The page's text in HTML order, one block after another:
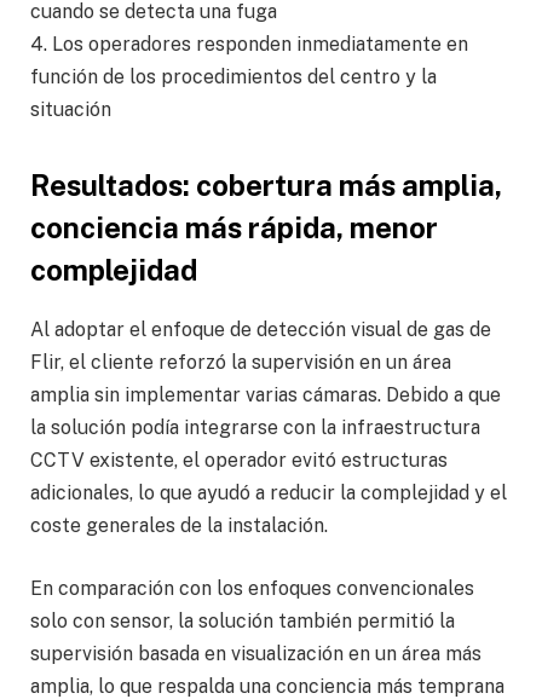
cuando se detecta una fuga
4. Los operadores responden inmediatamente en
función de los procedimientos del centro y la
situación
Resultados: cobertura más amplia,
conciencia más rápida, menor
complejidad
Al adoptar el enfoque de detección visual de gas de
Flir, el cliente reforzó la supervisión en un área
amplia sin implementar varias cámaras. Debido a que
la solución podía integrarse con la infraestructura
CCTV existente, el operador evitó estructuras
adicionales, lo que ayudó a reducir la complejidad y el
coste generales de la instalación.
En comparación con los enfoques convencionales
solo con sensor, la solución también permitió la
supervisión basada en visualización en un área más
amplia, lo que respalda una conciencia más temprana